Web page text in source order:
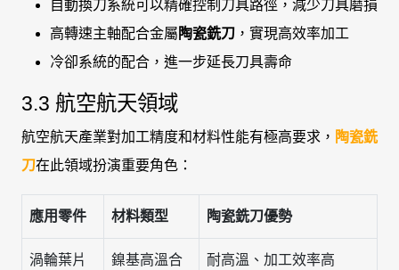
自動換刀系統可以精確控制刀具路徑，減少刀具磨損
高轉速主軸配合金屬陶瓷銑刀 ，實現高效率加工
冷卻系統的配合，進一步延長刀具壽命
3.3 航空航天領域
航空航天產業對加工精度和材料性能有極高要求， 陶瓷銑
刀在此領域扮演重要角色：
應用零件 材料類型 陶瓷銑刀優勢
渦輪葉片
鎳基高溫合
耐高溫、加工效率高